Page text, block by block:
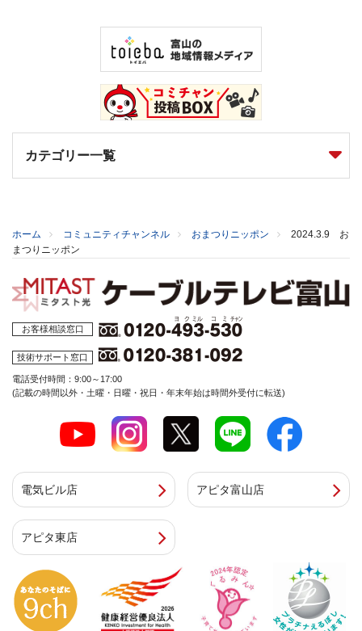
カテゴリー一覧
ホーム コミュニティチャンネル おまつりニッポン
2024.3.9 お
まつりニッポン
お客様相談窓口
技術サポート窓口
電話受付時間：9:00～17:00
(記載の時間以外・土曜・日曜・祝日・年末年始は時間外受付に転送)
電気ビル店 アピタ富山店
アピタ東店